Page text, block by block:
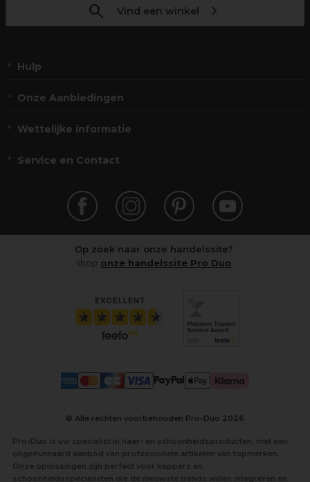
Vind een winkel
Hulp
Onze Aanbiedingen
Wettelijke informatie
Service en Contact
Op zoek naar onze handelssite?
shop onze handelssite Pro Duo
© Alle rechten voorbehouden Pro-Duo 2026
Pro-Duo is uw specialist in haar- en schoonheidsproducten, met een
ongeëvenaard aanbod van professionele artikelen van topmerken.
Onze oplossingen zijn perfect voor kappers en
schoonheidsspecialisten die de nieuwste trends willen integreren en